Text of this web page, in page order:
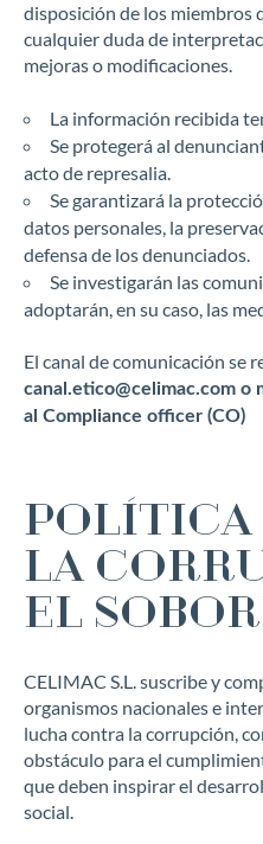
He leído y acepto los
disposición de los miembros
cualquier duda de
mejoras o modificaciones.
La información recibida
Se protegerá al
acto de represalia.
Se garantizará la
datos personales, la
defensa de los denunciados.
Se investigarán las
adoptarán, en su caso, las
El canal de comunicación se
canal.etico@celimac.com o
al Compliance officer (CO)
POLÍTICA
LA
EL
CELIMAC S.L. suscribe y
organismos nacionales e
lucha contra la corrupción,
obstáculo para el
que deben inspirar el
social.